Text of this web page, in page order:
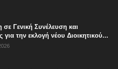
Γενική Συνέλευση και
για την εκλογή νέου Διοικητικού...